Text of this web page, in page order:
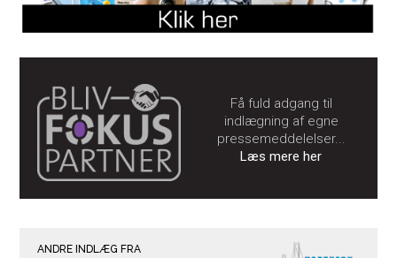
Få fuld adgang til
indlægning af egne
pressemeddelelser...
Læs mere her
ANDRE INDLÆG FRA